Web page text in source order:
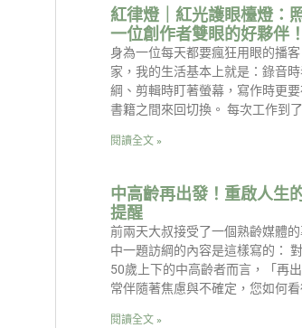
紅律燈｜紅光護眼檯燈：
一位創作者雙眼的好夥伴！
身為一位每天都要瘋狂用眼的播
家，我的生活基本上就是：錄音
綱、剪輯時盯著螢幕，寫作時更
書籍之間來回切換。 每次工作到
閱讀全文 »
中高齡再出發！重啟人生
提醒
前兩天大叔接受了一個熟齡媒體
中一題訪綱的內容是這樣寫的：
50歲上下的中高齡者而言，「再
常伴隨著焦慮與不確定，您如何
閱讀全文 »